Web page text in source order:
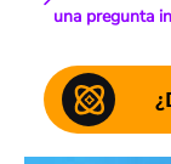
una pregunta